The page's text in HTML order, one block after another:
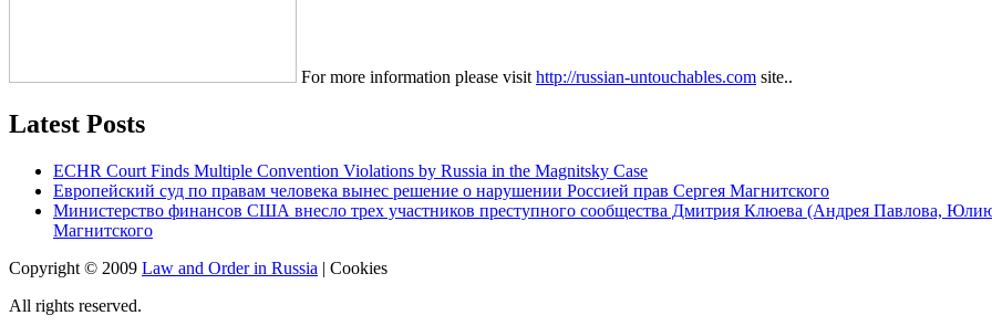
For more information please visit http://russian-untouchables.com site..
Latest Posts
ECHR Court Finds Multiple Convention Violations by Russia in the Magnitsky Case
Европейский суд по правам человека вынес решение о нарушении Россией прав Сергея Магнитского
Министерство финансов США внесло трех участников преступного сообщества Дмитрия Клюева (Андрея Павлова,
Магнитского
Copyright © 2009 Law and Order in Russia | Cookies
All rights reserved.